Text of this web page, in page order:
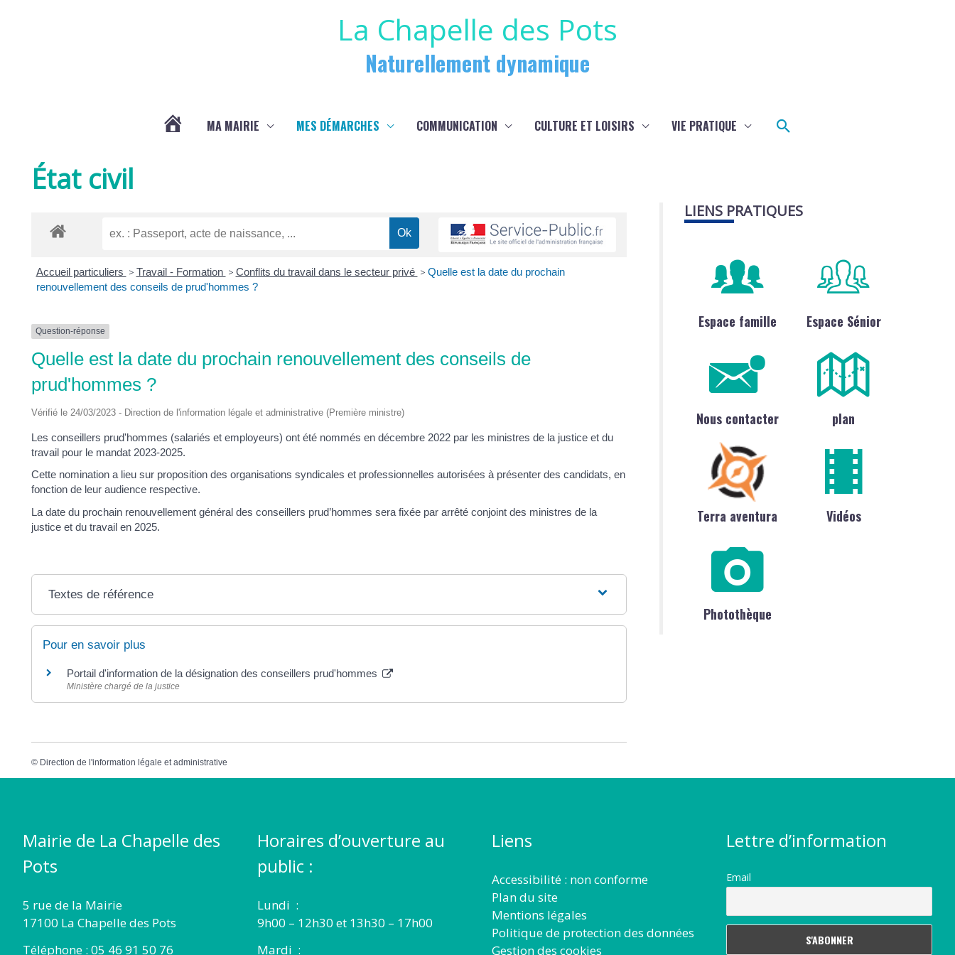
La Chapelle des Pots
Naturellement dynamique
LA
CHAPELLE
MA MAIRIE MES DÉMARCHES COMMUNICATION CULTURE ET LOISIRS VIE PRATIQUE Rechercher
État civil
Accueil particuliers > Travail - Formation > Conflits du travail dans le secteur privé > Quelle est la date du prochain
renouvellement des conseils de prud'hommes ?
Question-réponse
Quelle est la date du prochain renouvellement des conseils de
prud'hommes ?
Vérifié le 24/03/2023 - Direction de l'information légale et administrative (Première ministre)
Les conseillers prud'hommes (salariés et employeurs) ont été nommés en décembre 2022 par les ministres de la justice et du
travail pour le mandat 2023-2025.
Cette nomination a lieu sur proposition des organisations syndicales et professionnelles autorisées à présenter des candidats, en
fonction de leur audience respective.
La date du prochain renouvellement général des conseillers prud’hommes sera fixée par arrêté conjoint des ministres de la
justice et du travail en 2025.
Textes de référence
Pour en savoir plus
Portail d'information de la désignation des conseillers prud'hommes
Ministère chargé de la justice
© Direction de l'information légale et administrative
LIENS PRATIQUES
Espace famille Espace Sénior
Nous contacter plan
Terra aventura Vidéos
Photothèque
Mairie de La Chapelle des
Pots
5 rue de la Mairie
17100 La Chapelle des Pots
Téléphone : 05 46 91 50 76
Horaires d’ouverture au
public :
Lundi :
9h00 – 12h30 et 13h30 – 17h00
Mardi :
Liens
Accessibilité : non conforme
Plan du site
Mentions légales
Politique de protection des données
Gestion des cookies
Lettre d’information
Email